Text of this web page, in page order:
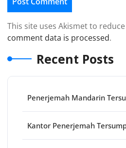
This site uses Akismet to
comment data is processed.
Recent Posts
Penerjemah Mandarin
Kantor Penerjemah